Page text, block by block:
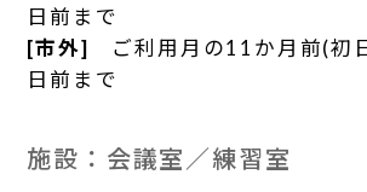
日前まで
[市外] ご利用月の11か月前(
日前まで
施設：会議室／練習室